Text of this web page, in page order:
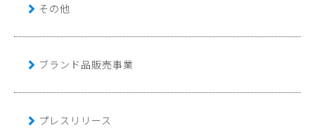
その他
ブランド品販売事業
プレスリリース